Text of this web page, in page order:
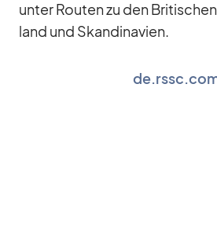
un­ter Rou­ten zu den
land und Skan­di­na­vien.